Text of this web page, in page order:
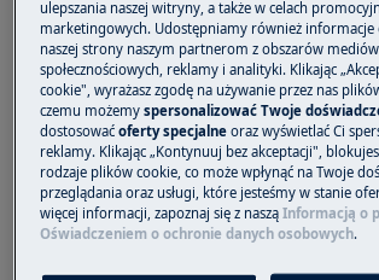
Piekarniki kompaktowe
Rozwiązanie
Zgodnie z specyfikacją urządzenia
piekarnikach kompaktowych nie
samodzielnego zdemontowania
drzwi.
ulepszania naszej witryny, a także w celach
marketingowych. Udostępniamy również informacje
naszej strony naszym partnerom z obszarów mediów
społecznościowych, reklamy i analityki. Klikając
cookie", wyrażasz zgodę na używanie przez nas
czemu możemyspersonalizować Twoje
dostosowaćoferty specjalne oraz wyświetlać Ci
reklamy. Klikając „Kontynuuj bez akceptacji",
rodzaje plików cookie, co może wpłynąć na Twoje
przeglądania oraz usługi, które jesteśmy w stanie
więcej informacji, zapoznaj się z nasząInformacją o
Oświadczeniem o ochronie danych osobowych.